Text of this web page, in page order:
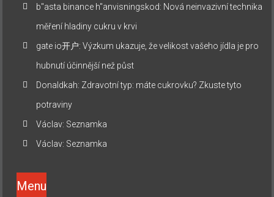
b"asta binance h"anvisningskod: Nová neinvazivní technika
měření hladiny cukru v krvi
gate io开户:Výzkum ukazuje, že velikost vašeho jídla je pro
hubnutí účinnější než půst
Donaldkah: Zdravotní typ: máte cukrovku? Zkuste tyto
potraviny
Václav: Seznamka
Václav: Seznamka
Menu